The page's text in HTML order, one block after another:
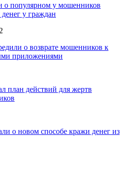
о популярном у мошенников
у граждан
о возврате мошенников к
приложениями
план действий для жертв
о новом способе кражи денег из